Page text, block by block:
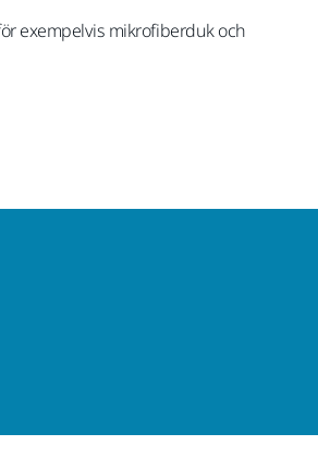
exempelvis mikrofiberduk och